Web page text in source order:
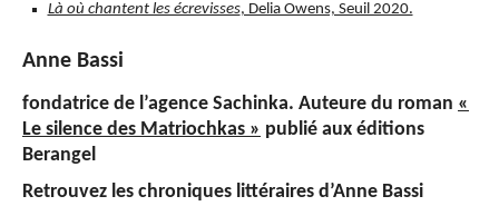
Là où chantent les écrevisses, Delia Owens, Seuil 2020.
Anne Bassi
fondatrice de l’agence Sachinka. Auteure du roman «
Le silence des Matriochkas » publié aux éditions
Berangel
Retrouvez les chroniques littéraires d’Anne Bassi